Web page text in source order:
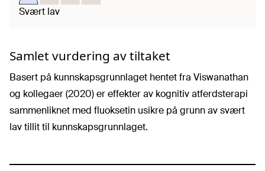
Svært lav
Samlet vurdering av tiltaket
Basert på kunnskapsgrunnlaget hentet fra Viswanathan
og kollegaer (2020) er effekter av kognitiv atferdsterapi
sammenliknet med fluoksetin usikre på grunn av svært
lav tillit til kunnskapsgrunnlaget.